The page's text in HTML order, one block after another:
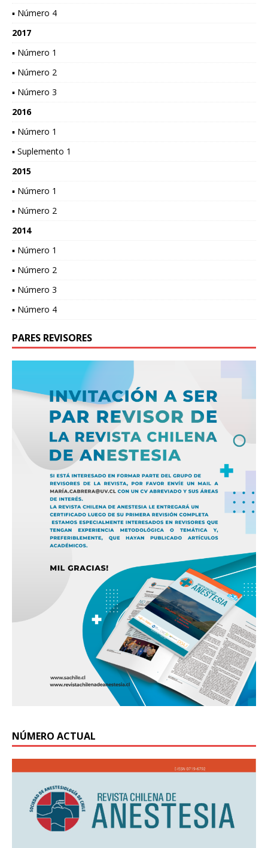
▪ Número 4
2017
▪ Número 1
▪ Número 2
▪ Número 3
2016
▪ Número 1
▪ Suplemento 1
2015
▪ Número 1
▪ Número 2
2014
▪ Número 1
▪ Número 2
▪ Número 3
▪ Número 4
PARES REVISORES
NÚMERO ACTUAL